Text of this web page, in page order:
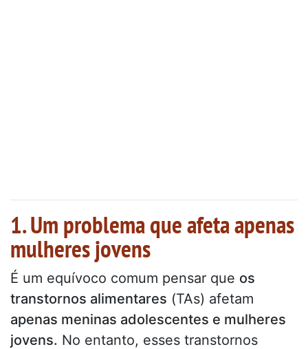
1. Um problema que afeta apenas
mulheres jovens
É um equívoco comum pensar que os
transtornos alimentares (TAs) afetam
apenas meninas adolescentes e mulheres
jovens. No entanto, esses transtornos